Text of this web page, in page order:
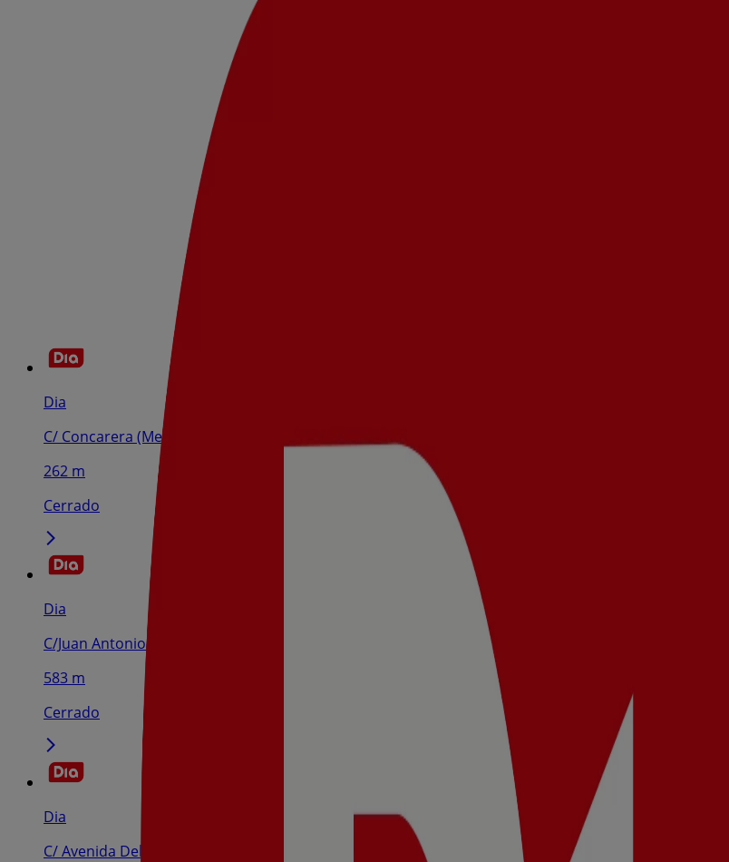
Dia
C/ Concarera (Mercado De Abasto,3), Tudela
262 m
Cerrado
Dia
C/Juan Antonio Fernandez 41-45, Tudela
583 m
Cerrado
Dia
C/ Avenida Del Barrio, 42, Tudela